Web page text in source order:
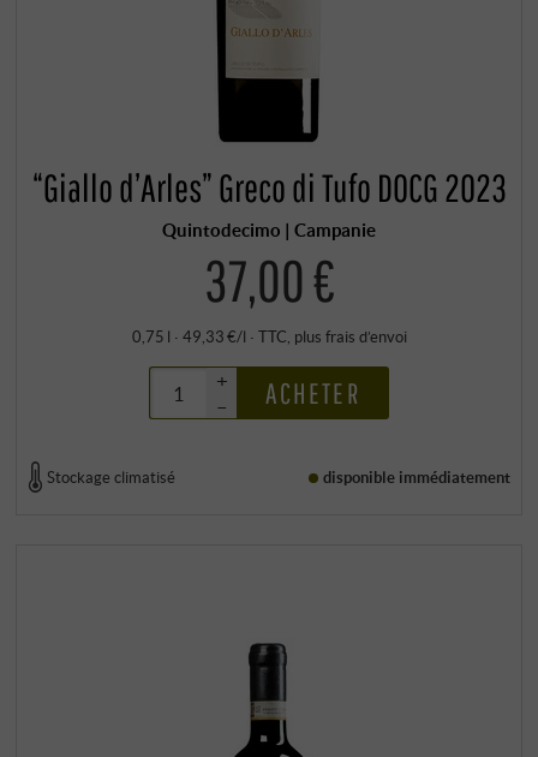
“Giallo d’Arles” Greco di Tufo DOCG 2023
Quintodecimo | Campanie
37,00 €
0,75 l · 49,33 €/l · TTC, plus frais d’envoi
+
–
ACHETER
Stockage climatisé disponible immédiatement